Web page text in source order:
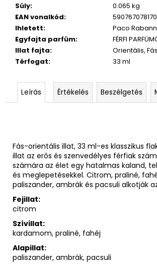
Súly:
0.065 kg
EAN vonalkód:
Ihletett:
Paco
Egyfajta parfüm:
FÉRFI
Illat fajta:
Orientális, Fás
Térfogat: 33 ml
Leírás Értékelés Beszélgetés
Fás-orientális illat, 33 ml-es klasszikus
illat az erős és szenvedélyes férfiak
számára az élet egy hatalmas kaland,
és meglepetésekkel. Citrom, praliné,
paliszander, ambrák és pacsuli alkotják
Fejillat:
citrom
Szívillat:
kardamom, praliné, fahéj
Alapillat:
paliszander, ambrák, pacsuli